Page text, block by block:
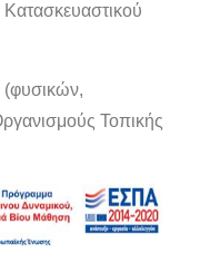
(φυσικών,
Τοπικής